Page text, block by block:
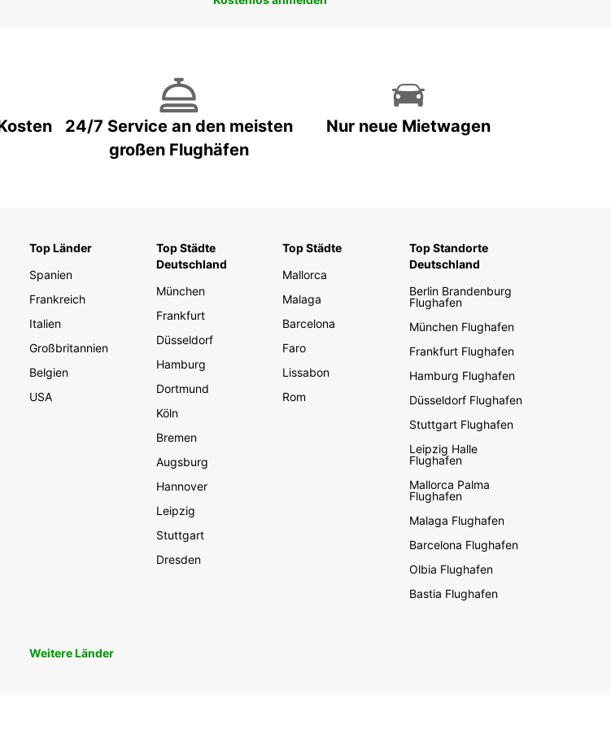
24/7 Service an den meisten
großen Flughäfen
Nur neue Mietwagen
Top Länder
Spanien
Frankreich
Italien
Großbritannien
Belgien
USA
Top Städte
Deutschland
München
Frankfurt
Düsseldorf
Hamburg
Dortmund
Köln
Bremen
Augsburg
Hannover
Leipzig
Stuttgart
Dresden
Top Städte
Mallorca
Malaga
Barcelona
Faro
Lissabon
Rom
Top Standorte
Deutschland
Berlin Brandenburg
Flughafen
München Flughafen
Frankfurt Flughafen
Hamburg Flughafen
Düsseldorf Flughafen
Stuttgart Flughafen
Leipzig Halle
Flughafen
Mallorca Palma
Flughafen
Malaga Flughafen
Barcelona Flughafen
Olbia Flughafen
Bastia Flughafen
Weitere Länder